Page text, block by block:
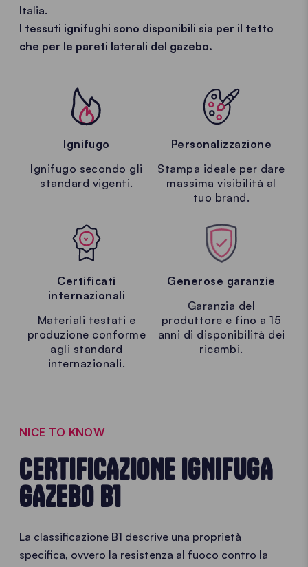
Italia.
I tessuti ignifughi sono disponibili sia per il tetto
che per le pareti laterali del gazebo.
Ignifugo
Ignifugo secondo gli
standard vigenti.
Personalizzazione
Stampa ideale per dare
massima visibilità al
tuo brand.
Certificati
internazionali
Materiali testati e
produzione conforme
agli standard
internazionali.
Generose garanzie
Garanzia del
produttore e fino a 15
anni di disponibilità dei
ricambi.
NICE TO KNOW
CERTIFICAZIONE IGNIFUGA
GAZEBO B1
La classificazione B1 descrive una proprietà
specifica, ovvero la resistenza al fuoco contro la